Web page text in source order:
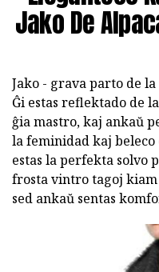
Jako De
Jako - grava parto de
Ĝi estas reflektado de
ĝia mastro, kaj ankaŭ
la feminidad kaj
estas la perfekta solvo
frosta vintro tagoj kiam
sed ankaŭ sentas